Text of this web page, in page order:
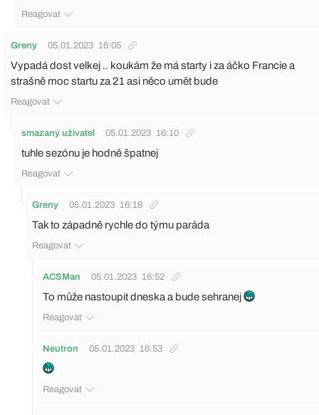
Reagovat
Greny 05.01.2023 16:05
Vypadá dost velkej .. koukám že má starty i za áčko Francie a
strašně moc startu za 21 asi něco umět bude
Reagovat
smazaný uživatel 05.01.2023 16:10
tuhle sezónu je hodně špatnej
Reagovat
Greny 05.01.2023 16:18
Tak to západně rychle do týmu paráda
Reagovat
ACSMan 05.01.2023 16:52
To může nastoupit dneska a bude sehranej
Reagovat
Neutron 05.01.2023 16:53
Reagovat